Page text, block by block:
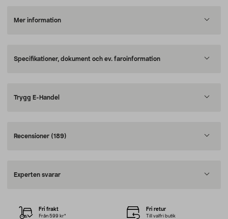
Mer information
Specifikationer, dokument och ev. faroinformation
Trygg E-Handel
Recensioner (189)
Experten svarar
Fri frakt
Från 599 kr*
Fri retur
Till valfri butik